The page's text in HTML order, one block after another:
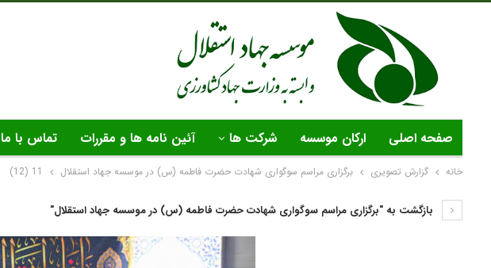
صفحه اصلی ارکان موسسه شرکت ها آئین نامه ها و مقررات تماس با ما
خانه گزارش تصویری برگزاری مراسم سوگواری شهادت حضرت فاطمه (س) در موسسه جهاد استقلال 11 (12)
بازگشت به "برگزاری مراسم سوگواری شهادت حضرت فاطمه (س) در موسسه جهاد استقلال"